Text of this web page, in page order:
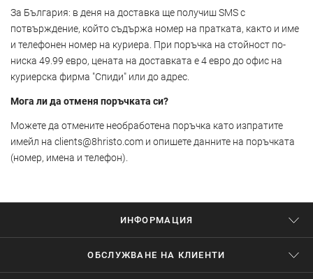
За България: в деня на доставка ще получиш SMS с
потвърждение, който съдържа номер на пратката, както и име
и телефонен номер на куриера. При поръчка на стойност по-
ниска 49.99 евро, цената на доставката е 4 евро до офис на
куриерска фирма "Спиди" или до адрес.
Мога ли да отменя поръчката си?
Можете да отмените необработена поръчка като изпратите
имейл на clients@8hristo.com и опишете данните на поръчката
(номер, имена и телефон).
ИНФОРМАЦИЯ
ОБСЛУЖВАНЕ НА КЛИЕНТИ